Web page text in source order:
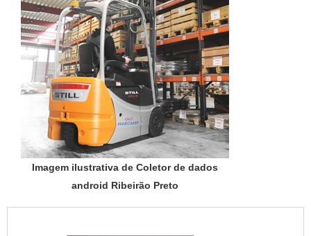
Imagem ilustrativa de Coletor de dados
android Ribeirão Preto